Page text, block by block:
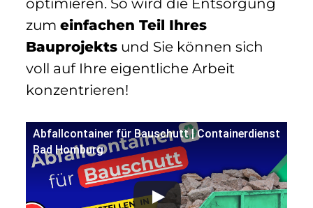
zum einfachen Teil Ihres
Bauprojekts und Sie können sich
voll auf Ihre eigentliche Arbeit
konzentrieren!
Abfallcontainer für Bauschutt | Containerdienst
Bad Homburg